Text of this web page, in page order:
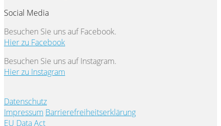
Social Media
Besuchen Sie uns auf Facebook.
Hier zu Facebook
Besuchen Sie uns auf Instagram.
Hier zu Instagram
Datenschutz
Impressum Barrierefreiheitserklärung
EU Data Act